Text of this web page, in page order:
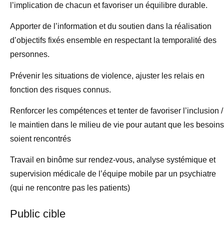
l’implication de chacun et favoriser un équilibre durable.
Apporter de l’information et du soutien dans la réalisation
d’objectifs fixés ensemble en respectant la temporalité des
personnes.
Prévenir les situations de violence, ajuster les relais en
fonction des risques connus.
Renforcer les compétences et tenter de favoriser l’inclusion /
le maintien dans le milieu de vie pour autant que les besoins
soient rencontrés
Travail en binôme sur rendez-vous, analyse systémique et
supervision médicale de l’équipe mobile par un psychiatre
(qui ne rencontre pas les patients)
Public cible